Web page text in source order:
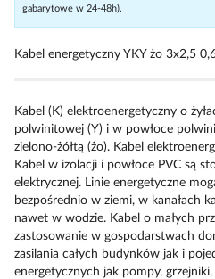
gabarytowe w 24-48h).
Kabel energetyczny YKY żo 3x2,5
Kabel (K) elektroenergetyczny o
polwinitowej (Y) i w powłoce
zielono-żółtą (żo). Kabel
Kabel w izolacji i powłoce PVC są
elektrycznej. Linie energetyczne
bezpośrednio w ziemi, w kanałach
nawet w wodzie. Kabel o małych
zastosowanie w gospodarstwach
zasilania całych budynków jak i
energetycznych jak pompy,